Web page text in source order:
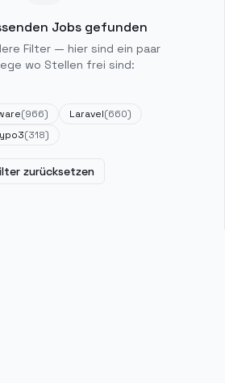
Jobs gefunden
Filter — hier sind ein paar
wo Stellen frei sind:
(966) Laravel(660)
(318)
zurücksetzen